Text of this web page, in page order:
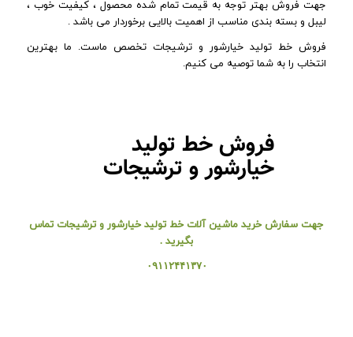
جهت فروش بهتر توجه به قیمت تمام شده محصول ، کیفیت خوب ،
لیبل و بسته بندی مناسب از اهمیت بالایی برخوردار می باشد .
فروش خط تولید خیارشور و ترشیجات تخصص ماست. ما بهترین
انتخاب را به شما توصیه می کنیم.
فروش خط تولید
خیارشور و ترشیجات
جهت سفارشخرید ماشین آلات خط تولید خیارشور و ترشیجات تماس
بگیرید .
۰۹۱۱۲۴۴۱۳۷۰